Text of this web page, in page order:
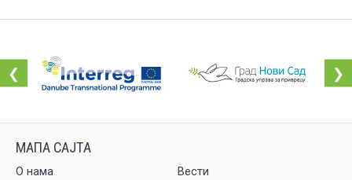
❮ ❯
О нама
Вести